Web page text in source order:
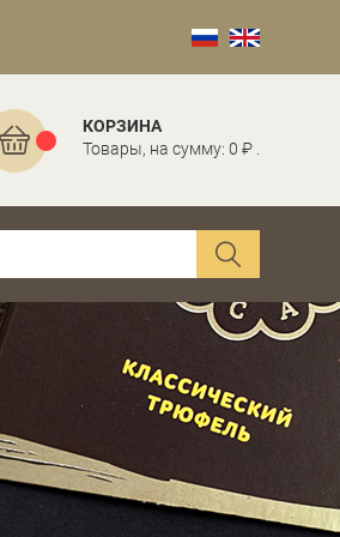
КОРЗИНА
Товары, на сумму: 0 ₽ .